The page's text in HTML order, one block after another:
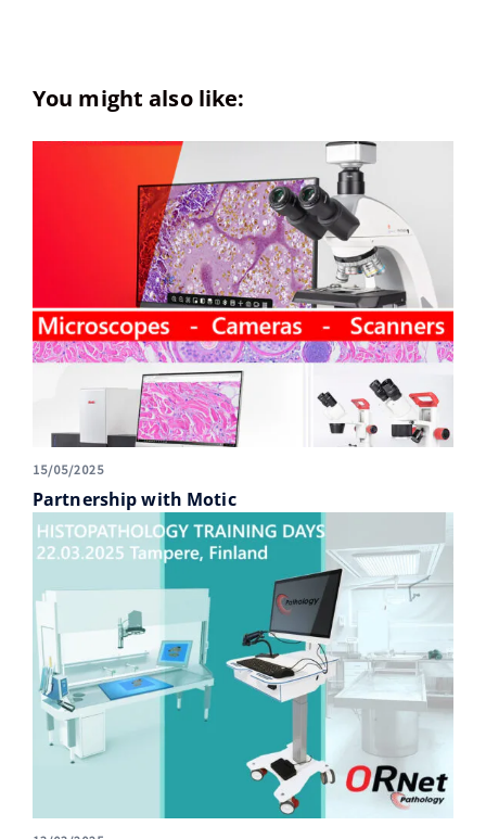
You might also like:
15/05/2025
Partnership with Motic